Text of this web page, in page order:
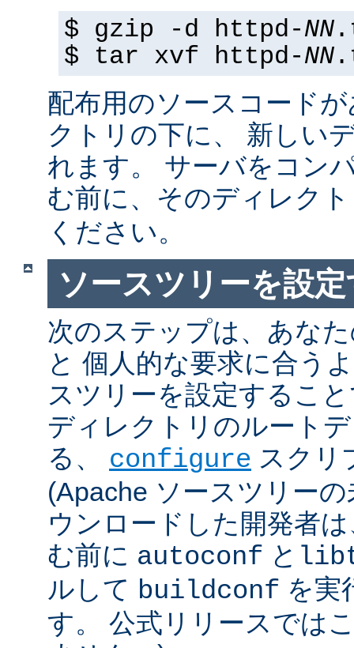
$ gzip -d httpd-NN
$ tar xvf httpd-NN
配布用のソースコード
クトリの下に、 新しい
れます。 サーバをコン
む前に、そのディレク
ください。
ソースツリーを設
次のステップは、あな
と 個人的な要求に合う
スツリーを設定するこ
ディレクトリのルート
る、 configure スクリ
(Apache ソースツリー
ウンロードした開発者
む前に autoconf と
ルして buildconf を実
す。 公式リリースでは